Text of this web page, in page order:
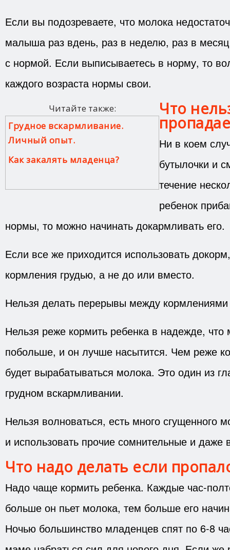
Если вы подозреваете, что молока
малыша раз вдень, раз в неделю, раз в месяц
с нормой. Если выписываетесь в норму, то
каждого возраста нормы свои.
Читайте также:
Грудное вскармливание.
Личный опыт.
Как закалять младенца?
Что
Ни в коем
бутылочки и
течение
ребенок
нормы, то можно начинать докармливать его.
Если все же приходится использовать
кормления грудью, а не до или вместо.
Нельзя делать перерывы между
Нельзя реже кормить ребенка в надежде, что
побольше, и он лучше насытится. Чем реже
будет вырабатываться молока. Это один из
грудном вскармливании.
Нельзя волноваться, есть много сгущенного
и использовать прочие сомнительные и даже
Что надо делать если
Надо чаще кормить ребенка. Каждые час-
больше он пьет молока, тем больше его
Ночью большинство младенцев спят по 6-8